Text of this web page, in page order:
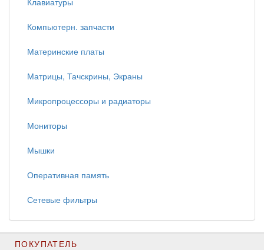
Компьютерн. запчасти
Материнские платы
Матрицы, Тачскрины, Экраны
Микропроцессоры и радиаторы
Мониторы
Мышки
Оперативная память
Сетевые фильтры
ПОКУПАТЕЛЬ